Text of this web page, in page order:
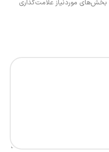
بخش‌های موردنیاز علامت‌گذاری